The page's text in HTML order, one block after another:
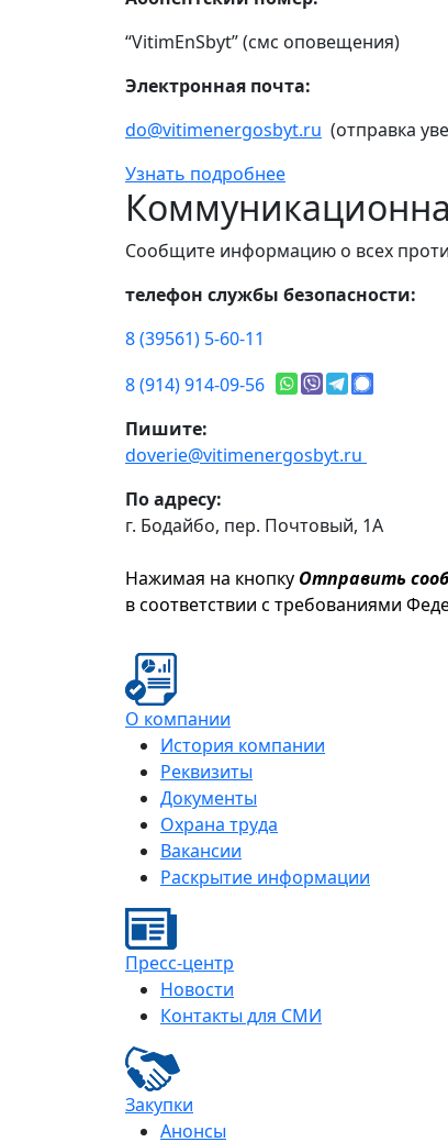
“VitimEnSbyt” (смс оповещения)
Электронная почта:
do@vitimenergosbyt.ru (отправка
Узнать подробнее
Сообщите информацию о всех
телефон службы безопасности:
8 (39561) 5-60-11
8 (914) 914-09-56
Пишите:
doverie@vitimenergosbyt.ru
По адресу:
г. Бодайбо, пер. Почтовый, 1А
Нажимая на кнопку Отправить
в соответствии с требованиями
О компании
История компании
Реквизиты
Документы
Охрана труда
Вакансии
Раскрытие информации
Пресс-центр
Новости
Контакты для СМИ
Закупки
Анонсы